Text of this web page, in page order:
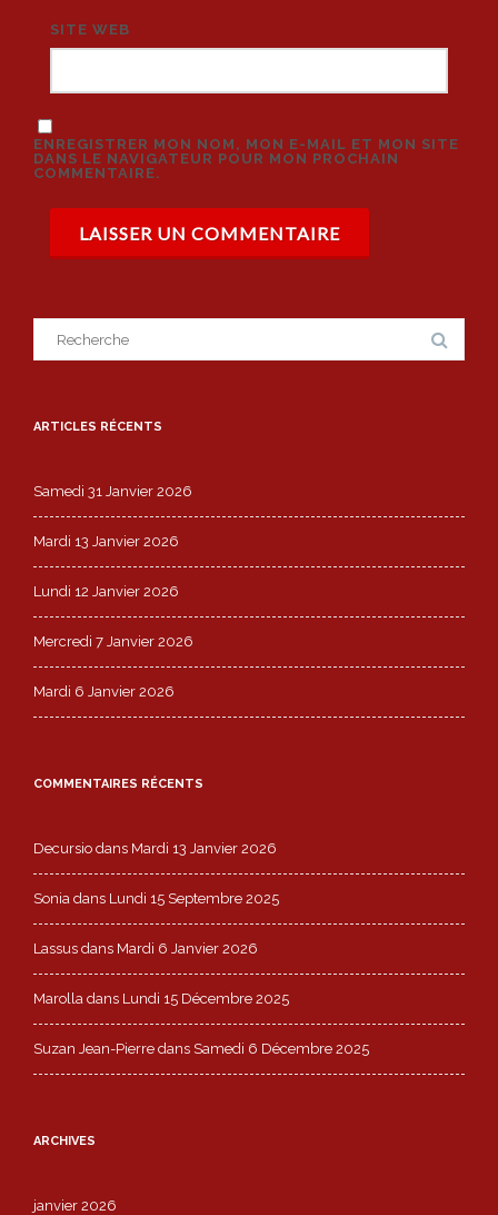
SITE WEB
ENREGISTRER MON NOM, MON E-MAIL ET MON SITE
DANS LE NAVIGATEUR POUR MON PROCHAIN
COMMENTAIRE.
for:
ARTICLES RÉCENTS
Samedi 31 Janvier 2026
Mardi 13 Janvier 2026
Lundi 12 Janvier 2026
Mercredi 7 Janvier 2026
Mardi 6 Janvier 2026
COMMENTAIRES RÉCENTS
Decursio dans Mardi 13 Janvier 2026
Sonia dans Lundi 15 Septembre 2025
Lassus dans Mardi 6 Janvier 2026
Marolla dans Lundi 15 Décembre 2025
Suzan Jean-Pierre dans Samedi 6 Décembre 2025
ARCHIVES
janvier 2026